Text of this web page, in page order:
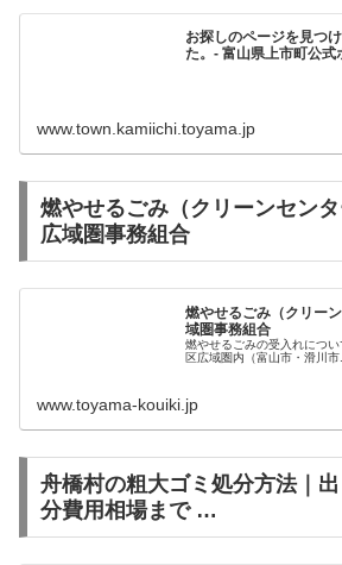
お探しのページを見つ
た。- 富山県上市町公式
www.town.kamiichi.toyama.jp
燃やせるごみ（クリーンセン
広域圏事務組合
燃やせるごみ（クリー
域圏事務組合
燃やせるごみの受入れにつ
区広域圏内（富山市・滑川市
www.toyama-kouiki.jp
舟橋村の粗大ゴミ処分方法｜
分費用相場まで …